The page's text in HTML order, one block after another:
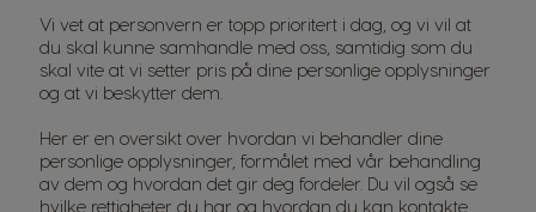
Vi vet at personvern er topp prioritert i dag, og vi vil at
du skal kunne samhandle med oss, samtidig som du
skal vite at vi setter pris på dine personlige opplysninger
og at vi beskytter dem.
Her er en oversikt over hvordan vi behandler dine
personlige opplysninger, formålet med vår behandling
av dem og hvordan det gir deg fordeler. Du vil også se
hvilke rettigheter du har og hvordan du kan kontakte